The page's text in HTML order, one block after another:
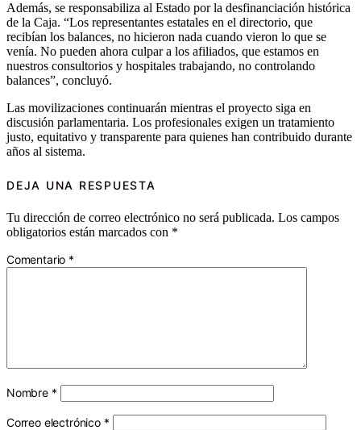
Además, se responsabiliza al Estado por la desfinanciación histórica
de la Caja. “Los representantes estatales en el directorio, que
recibían los balances, no hicieron nada cuando vieron lo que se
venía. No pueden ahora culpar a los afiliados, que estamos en
nuestros consultorios y hospitales trabajando, no controlando
balances”, concluyó.
Las movilizaciones continuarán mientras el proyecto siga en
discusión parlamentaria. Los profesionales exigen un tratamiento
justo, equitativo y transparente para quienes han contribuido durante
años al sistema.
DEJA UNA RESPUESTA
Tu dirección de correo electrónico no será publicada. Los campos
obligatorios están marcados con *
Comentario *
Nombre *
Correo electrónico *